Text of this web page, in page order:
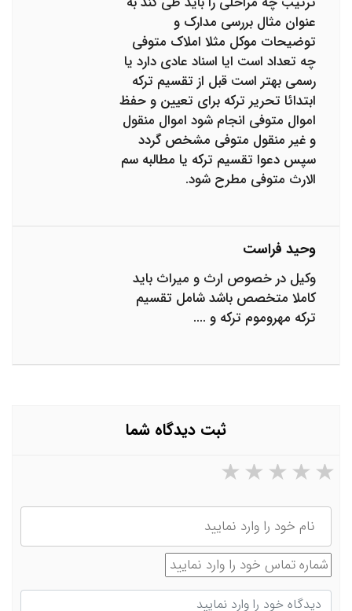
عنوان مثال بررسی مدارک و
توضیحات موکل مثلا املاک متوفی
چه تعداد است ایا اسناد عادی دارد یا
رسمی بهتر است قبل از تقسیم ترکه
ابتدائا تحریر ترکه برای تعیین و حفظ
اموال متوفی انجام شود اموال منقول
و غیر منقول متوفی مشخص گردد
سپس دعوا تقسیم ترکه یا مطالبه سم
الارث متوفی مطرح شود.
وحید فراست
وکیل در خصوص ارث و میراث باید
کاملا متخصص باشد شامل تقسیم
ترکه مهروموم ترکه و ....
ثبت دیدگاه شما
۵ ستاره از ۵ ۴ ستاره از ۵ ۳ ستاره از ۵ ۲ ستاره از ۵
نام
شماره تماس
دیدگاه